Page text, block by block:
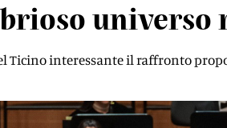
universo
Ticino interessante il raffronto